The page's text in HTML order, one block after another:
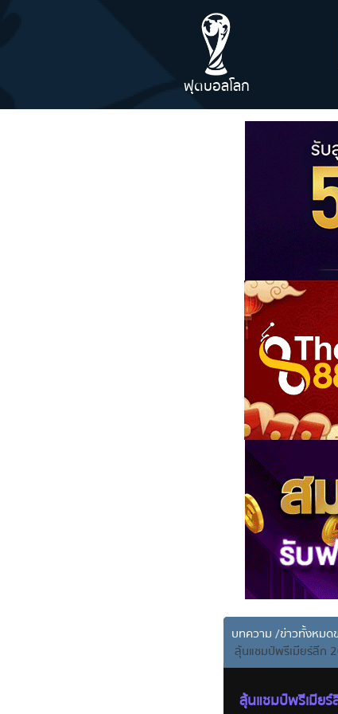
ฟุตบอลโลก
บทความ /ข่าวทั้งหมด
ลุ้นแชมป์พรีเมียร์ลีก
ลุ้นแชมป์พรีเมียร์